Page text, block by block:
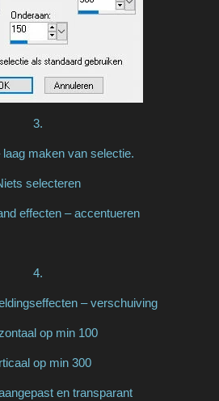
3.
laag maken van selectie.
selecteren
effecten – accentueren
4.
– verschuiving
op min 100
op min 300
en transparant